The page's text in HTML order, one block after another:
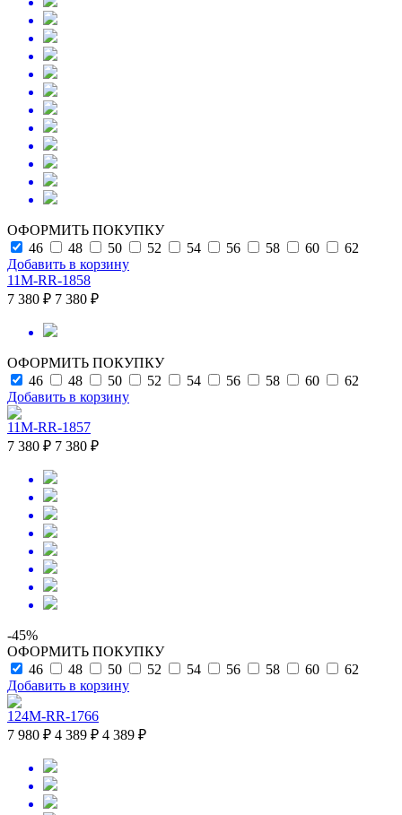
ОФОРМИТЬ ПОКУПКУ
46
48 50 52 54 56 58 60
62
Добавить в корзину
11M-RR-1858
7 380 ₽ 7 380 ₽
ОФОРМИТЬ ПОКУПКУ
46
48 50 52 54 56 58 60
62
Добавить в корзину
11M-RR-1857
7 380 ₽ 7 380 ₽
-45%
ОФОРМИТЬ ПОКУПКУ
46
48 50 52 54 56 58 60
62
Добавить в корзину
124M-RR-1766
7 980 ₽ 4 389 ₽ 4 389 ₽